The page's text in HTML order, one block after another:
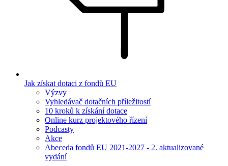
Jak získat dotaci z fondů EU
Výzvy
Vyhledávač dotačních příležitostí
10 kroků k získání dotace
Online kurz projektového řízení
Podcasty
Akce
Abeceda fondů EU 2021-2027 - 2. aktualizované
vydání